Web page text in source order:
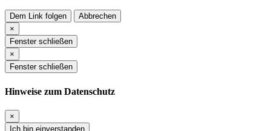
Dem Link folgen
Abbrechen
×
Fenster schließen
×
Fenster schließen
Hinweise zum Datenschutz
×
Ich bin einverstanden